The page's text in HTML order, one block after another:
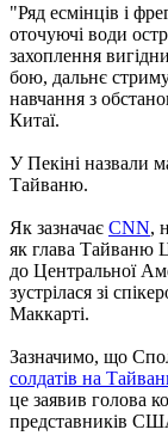
"Ряд есмінців і
оточуючі води
захоплення
бою, дальнє
навчання з
Китаї.
У Пекіні назвали
Тайваню.
Як зазначає CNN,
як глава Тайваню
до Центральної
зустрілася зі
Маккарті.
Зазначимо, що
солдатів на
це заявив голова
представників